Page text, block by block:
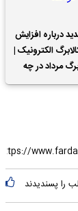
درباره افزایش
الکترونیک |
مرداد در چه
واریز خواهد شد؟
را پسندیدند